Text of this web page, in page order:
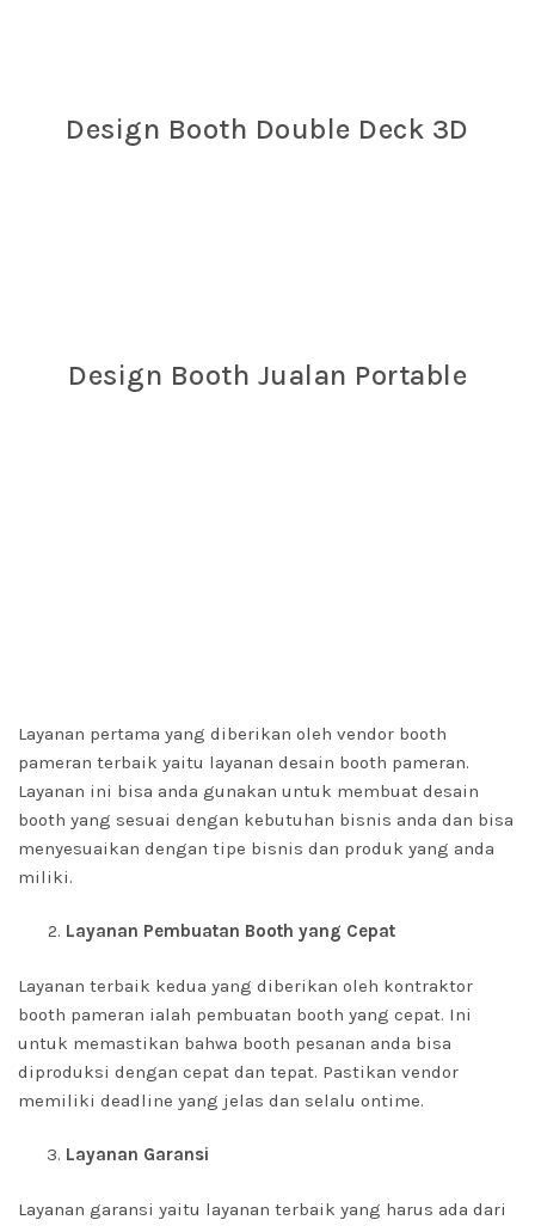
Design Booth Double Deck 3D
Design Booth Jualan Portable
Layanan pertama yang diberikan oleh vendor booth
pameran terbaik yaitu layanan desain booth pameran.
Layanan ini bisa anda gunakan untuk membuat desain
booth yang sesuai dengan kebutuhan bisnis anda dan bisa
menyesuaikan dengan tipe bisnis dan produk yang anda
miliki.
Layanan Pembuatan Booth yang Cepat
Layanan terbaik kedua yang diberikan oleh kontraktor
booth pameran ialah pembuatan booth yang cepat. Ini
untuk memastikan bahwa booth pesanan anda bisa
diproduksi dengan cepat dan tepat. Pastikan vendor
memiliki deadline yang jelas dan selalu ontime.
Layanan Garansi
Layanan garansi yaitu layanan terbaik yang harus ada dari